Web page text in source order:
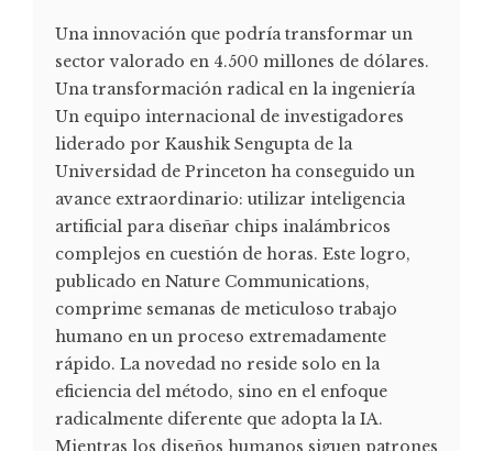
Una innovación que podría transformar un
sector valorado en 4.500 millones de dólares.
Una transformación radical en la ingeniería
Un equipo internacional de investigadores
liderado por Kaushik Sengupta de la
Universidad de Princeton ha conseguido un
avance extraordinario: utilizar inteligencia
artificial para diseñar chips inalámbricos
complejos en cuestión de horas. Este logro,
publicado en Nature Communications,
comprime semanas de meticuloso trabajo
humano en un proceso extremadamente
rápido. La novedad no reside solo en la
eficiencia del método, sino en el enfoque
radicalmente diferente que adopta la IA.
Mientras los diseños humanos siguen patrones